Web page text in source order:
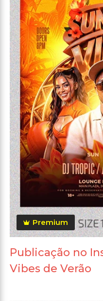
Premium
Publicação no
Vibes de Verão